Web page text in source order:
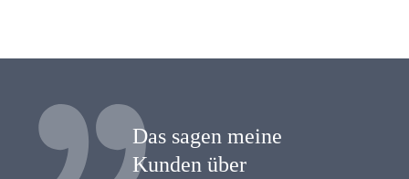
Das sagen meine
Kunden über